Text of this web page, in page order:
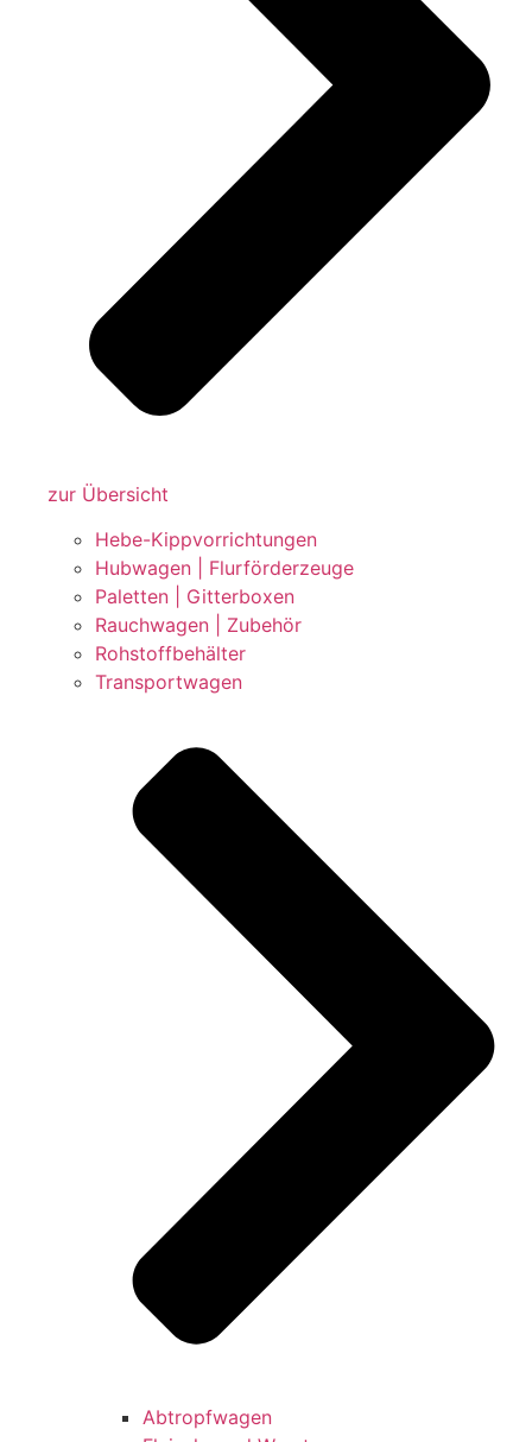
zur Übersicht
Hebe-Kippvorrichtungen
Hubwagen | Flurförderzeuge
Paletten | Gitterboxen
Rauchwagen | Zubehör
Rohstoffbehälter
Transportwagen
Abtropfwagen